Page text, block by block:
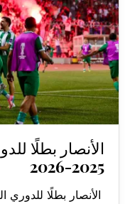
الأنصار بطلًا
2025-2026